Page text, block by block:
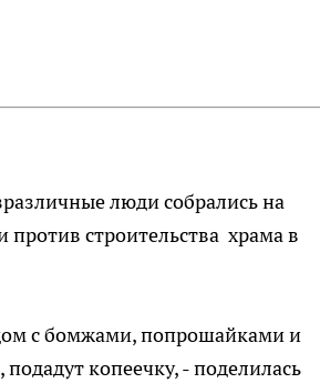
люди собрались на
строительства храма в
с бомжами, попрошайками и
копеечку, - поделилась